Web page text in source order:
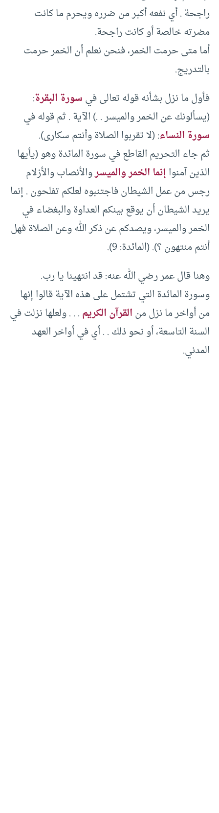
راجحة . أي نفعه أكبر من ضرره ويحرم ما كانت
مضرته خالصة أو كانت راجحة.
أما متى حرمت الخمر، فنحن نعلم أن الخمر حرمت
بالتدريج.
فأول ما نزل بشأنه قوله تعالى فيسورة البقرة:
(يسألونك عن الخمر والميسر . .) الآية . ثم قوله في
سورة النساء: (لا تقربوا الصلاة وأنتم سكارى).
ثم جاء التحريم القاطع في سورة المائدة وهو (يأيها
الذين آمنواإنما الخمر والميسروالأنصاب والأزلام
رجس من عمل الشيطان فاجتنبوه لعلكم تفلحون . إنما
يريد الشيطان أن يوقع بينكم العداوة والبغضاء في
الخمر والميسر، ويصدكم عن ذكر الله وعن الصلاة فهل
أنتم منتهون ؟). (المائدة: 9).
وهنا قال عمر رضي الله عنه: قد انتهينا يا رب.
وسورة المائدة التي تشتمل على هذه الآية قالوا إنها
من أواخر ما نزل منالقرآن الكريم. . . ولعلها نزلت في
السنة التاسعة، أو نحو ذلك . . أي في أواخر العهد
المدني.